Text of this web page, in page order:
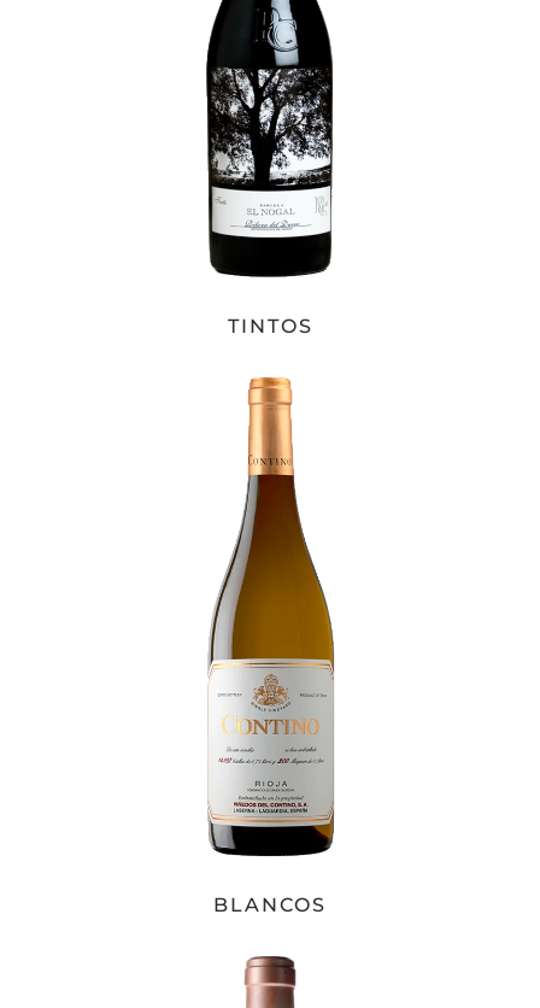
TINTOS
BLANCOS